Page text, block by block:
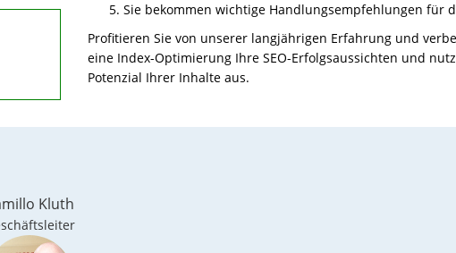
Sie bekommen wichtige Handlungsempfehlungen für
Profitieren Sie von unserer langjährigen Erfahrung und
eine Index-Optimierung Ihre SEO-Erfolgsaussichten und
Potenzial Ihrer Inhalte aus.
Kluth